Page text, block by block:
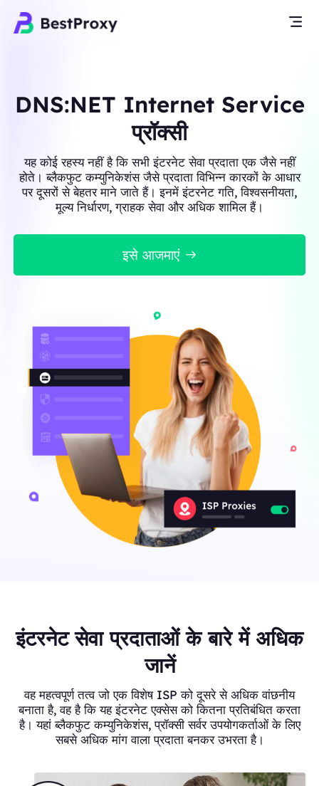
DNS:NET Internet Service
प्रॉक्सी
यह कोई रहस्य नहीं है कि सभी इंटरनेट सेवा प्रदाता एक जैसे नहीं
होते। ब्लैकफुट कम्युनिकेशंस जैसे प्रदाता विभिन्न कारकों के आधार
पर दूसरों से बेहतर माने जाते हैं। इनमें इंटरनेट गति, विश्वसनीयता,
मूल्य निर्धारण, ग्राहक सेवा और अधिक शामिल हैं।
इसे आजमाएं
इंटरनेट सेवा प्रदाताओं के बारे में अधिक
जानें
वह महत्वपूर्ण तत्व जो एक विशेष ISP को दूसरे से अधिक वांछनीय
बनाता है, वह है कि यह इंटरनेट एक्सेस को कितना प्रतिबंधित करता
है। यहां ब्लैकफुट कम्युनिकेशंस, प्रॉक्सी सर्वर उपयोगकर्ताओं के लिए
सबसे अधिक मांग वाला प्रदाता बनकर उभरता है।